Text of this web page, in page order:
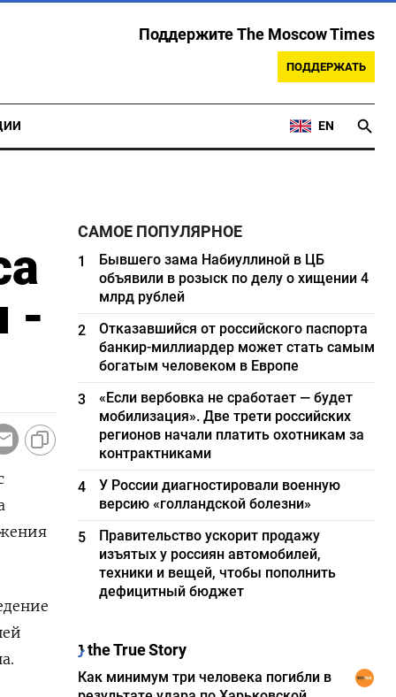
Поддержите The Moscow Times
ПОДДЕРЖАТЬ
EN
-
САМОЕ ПОПУЛЯРНОЕ
1
Бывшего зама Набиуллиной в ЦБ
объявили в розыск по делу о хищении 4
млрд рублей
2
Отказавшийся от российского паспорта
банкир-миллиардер может стать самым
богатым человеком в Европе
3
«Если вербовка не сработает — будет
мобилизация». Две трети российских
регионов начали платить охотникам за
контрактниками
4
У России диагностировали военную
версию «голландской болезни»
5
Правительство ускорит продажу
изъятых у россиян автомобилей,
техники и вещей, чтобы пополнить
дефицитный бюджет